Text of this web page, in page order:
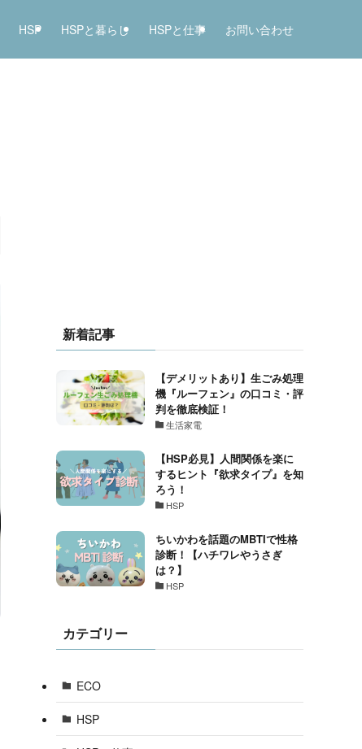
HSP HSPと暮らし HSPと仕事 お問い合わせ
新着記事
【デメリットあり】生ごみ処理
機『ルーフェン』の口コミ・評
判を徹底検証！
生活家電
【HSP必見】人間関係を楽に
するヒント『欲求タイプ』を知
ろう！
HSP
ちいかわを話題のMBTIで性格
診断！【ハチワレやうさぎ
は？】
HSP
カテゴリー
ECO
HSP